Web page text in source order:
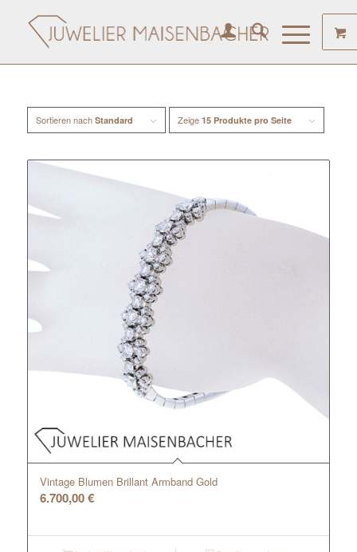
Sortieren nach Standard Zeige 15 Produkte pro Seite
Vintage Blumen Brillant Armband Gold
6.700,00€